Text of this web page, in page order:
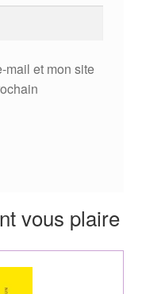
mail et mon site
vous plaire